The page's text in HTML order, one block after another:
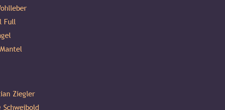
Full
Ziegler
Schweibold